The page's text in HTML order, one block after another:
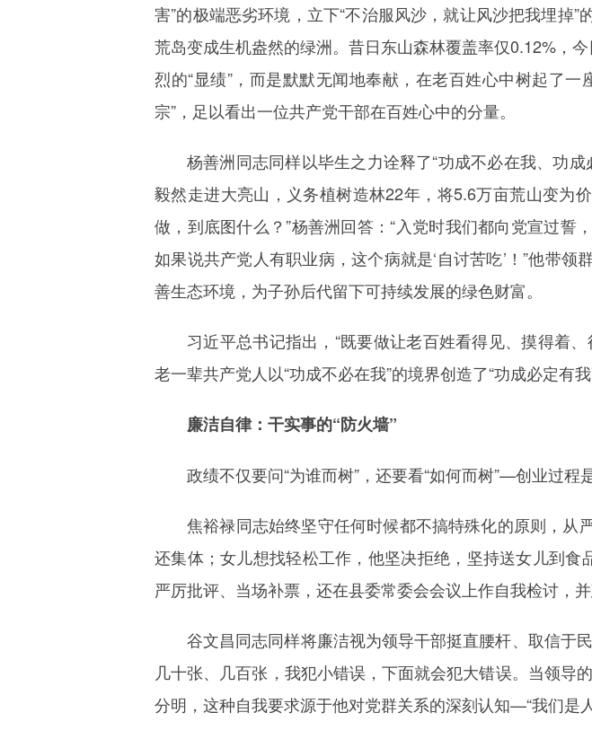
害”的极端恶劣环境，立下“不治服风沙，就让风沙把我埋掉
荒岛变成生机盎然的绿洲。昔日东山森林覆盖率仅0.12%，
烈的“显绩”，而是默默无闻地奉献，在老百姓心中树起了
宗”，足以看出一位共产党干部在百姓心中的分量。
杨善洲同志同样以毕生之力诠释了“功成不必在我、功
毅然走进大亮山，义务植树造林22年，将5.6万亩荒山变为
做，到底图什么？”杨善洲回答：“入党时我们都向党宣过
如果说共产党人有职业病，这个病就是‘自讨苦吃’！”他带
善生态环境，为子孙后代留下可持续发展的绿色财富。
习近平总书记指出，“既要做让老百姓看得见、摸得着
老一辈共产党人以“功成不必在我”的境界创造了“功成必定有
廉洁自律：干实事的“防火墙”
政绩不仅要问“为谁而树”，还要看“如何而树”—创业过
焦裕禄同志始终坚守任何时候都不搞特殊化的原则，从
还集体；女儿想找轻松工作，他坚决拒绝，坚持送女儿到食
严厉批评、当场补票，还在县委常委会会议上作自我检讨，并
谷文昌同志同样将廉洁视为领导干部挺直腰杆、取信于
几十张、几百张，我犯小错误，下面就会犯大错误。当领导
分明，这种自我要求源于他对党群关系的深刻认知—“我们是